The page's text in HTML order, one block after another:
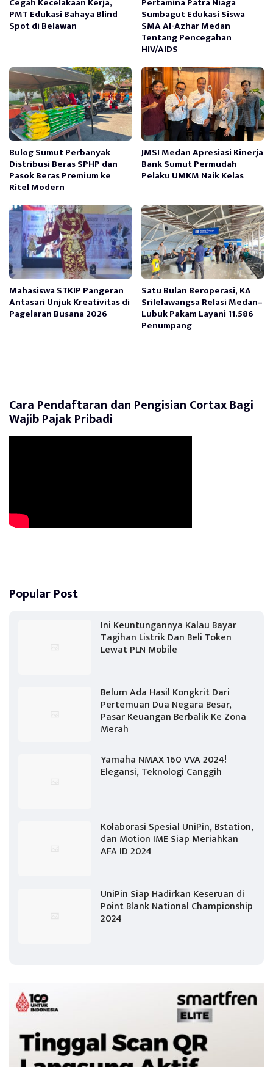
PMT Edukasi Bahaya Blind
Spot di Belawan
Sumbagut Edukasi Siswa
SMA Al-Azhar Medan
Tentang Pencegahan
HIV/AIDS
Bulog Sumut Perbanyak
Distribusi Beras SPHP dan
Pasok Beras Premium ke
Ritel Modern
JMSI Medan Apresiasi Kinerja
Bank Sumut Permudah
Pelaku UMKM Naik Kelas
Mahasiswa STKIP Pangeran
Antasari Unjuk Kreativitas di
Pagelaran Busana 2026
Satu Bulan Beroperasi, KA
Srilelawangsa Relasi Medan–
Lubuk Pakam Layani 11.586
Penumpang
Cara Pendaftaran dan Pengisian Cortax Bagi
Wajib Pajak Pribadi
Popular Post
Ini Keuntungannya Kalau Bayar
Tagihan Listrik Dan Beli Token
Lewat PLN Mobile
Belum Ada Hasil Kongkrit Dari
Pertemuan Dua Negara Besar,
Pasar Keuangan Berbalik Ke Zona
Merah
Yamaha NMAX 160 VVA 2024!
Elegansi, Teknologi Canggih
Kolaborasi Spesial UniPin, Bstation,
dan Motion IME Siap Meriahkan
AFA ID 2024
UniPin Siap Hadirkan Keseruan di
Point Blank National Championship
2024